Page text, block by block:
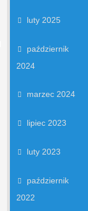
luty 2025
październik
2024
marzec 2024
lipiec 2023
luty 2023
październik
2022